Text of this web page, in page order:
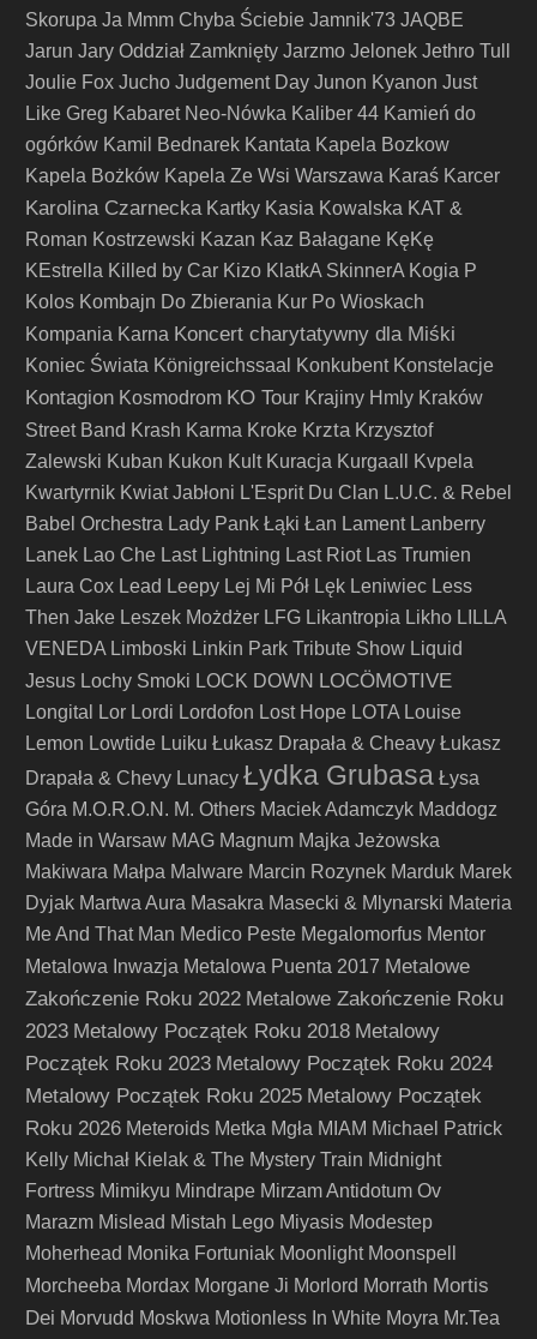
Skorupa Ja Mmm Chyba Ściebie Jamnik'73 JAQBE
Jarun Jary Oddział Zamknięty Jarzmo Jelonek Jethro Tull
Joulie Fox Jucho Judgement Day Junon Kyanon Just
Like Greg Kabaret Neo-Nówka Kaliber 44 Kamień do
ogórków Kamil Bednarek Kantata Kapela Bozkow
Kapela Bożków Kapela Ze Wsi Warszawa Karaś Karcer
Karolina Czarnecka Kartky Kasia Kowalska KAT &
Roman Kostrzewski Kazan Kaz Bałagane KęKę
KEstrella Killed by Car Kizo KlatkA SkinnerA Kogia P
Kolos Kombajn Do Zbierania Kur Po Wioskach
Kompania Karna Koncert charytatywny dla Miśki
Koniec Świata Königreichssaal Konkubent Konstelacje
Kontagion Kosmodrom KO Tour Krajiny Hmly Kraków
Street Band Krash Karma Kroke Krzta Krzysztof
Zalewski Kuban Kukon Kult Kuracja Kurgaall
Kvpela
Kwartyrnik Kwiat Jabłoni L'Esprit Du Clan L.U.C. & Rebel
Babel Orchestra Lady Pank Łąki Łan Lament Lanberry
Lanek Lao Che Last Lightning Last Riot Las Trumien
Laura Cox Lead Leepy Lej Mi Pół Lęk Leniwiec Less
Then Jake Leszek Możdżer LFG Likantropia Likho LILLA
VENEDA Limboski Linkin Park Tribute Show Liquid
Jesus Lochy Smoki LOCK DOWN LOCÖMOTIVE
Longital Lor Lordi Lordofon Lost Hope LOTA Louise
Lemon Lowtide Luiku Łukasz Drapała & Cheavy Łukasz
Drapała & Chevy Lunacy Łydka Grubasa Łysa
Góra M.O.R.O.N. M. Others Maciek Adamczyk Maddogz
Made in Warsaw MAG Magnum Majka Jeżowska
Makiwara Małpa Malware Marcin Rozynek Marduk Marek
Dyjak Martwa Aura Masakra Masecki & Mlynarski Materia
Me And That Man Medico Peste Megalomorfus Mentor
Metalowa Inwazja Metalowa Puenta 2017 Metalowe
Zakończenie Roku 2022 Metalowe Zakończenie Roku
2023 Metalowy Początek Roku 2018 Metalowy
Początek Roku 2023 Metalowy Początek Roku 2024
Metalowy Początek Roku 2025 Metalowy Początek
Roku 2026 Meteroids Metka Mgła MIAM Michael Patrick
Kelly Michał Kielak & The Mystery Train Midnight
Fortress Mimikyu Mindrape Mirzam Antidotum Ov
Marazm Mislead Mistah Lego Miyasis Modestep
Moherhead Monika Fortuniak Moonlight Moonspell
Morcheeba Mordax Morgane Ji Morlord Morrath Mortis
Dei Morvudd Moskwa Motionless In White Moyra Mr.Tea